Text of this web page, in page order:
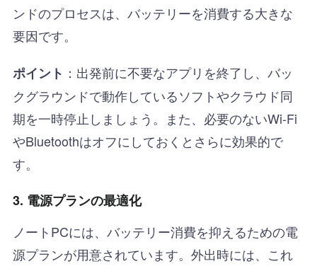
ンドのプロセスは、バッテリーを消費する大きな
要因です。
ポイント ：出発前に不要なアプリを終了し、バッ
クグラウンドで動作しているソフトやクラウド同
期を一時停止しましょう。また、必要のないWi-Fi
やBluetoothはオフにしておくとさらに効果的で
す。
3. 電源プランの最適化
ノートPCには、バッテリー消費を抑えるための電
源プランが用意されています。外出時には、これ